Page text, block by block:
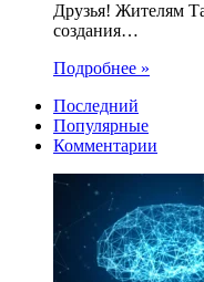
Друзья! Жителям
создания…
Подробнее »
Последний
Популярные
Комментарии